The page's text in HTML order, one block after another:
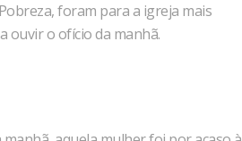
foram para a igreja mais
ouvir o ofício da manhã.